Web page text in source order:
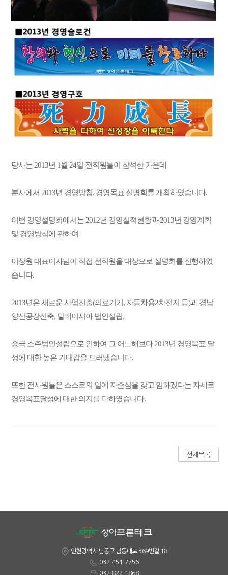
당사는 2013년 1월 24일 전직원들이 참석한 가운데
본사에서 2013년 경영방침, 경영목표 설명회를 개최하였습니다.
이번 경영설명회에서는 2012년 경영실적현황과 2013년 경영계획
및 경영방침에 관하여
이상원 대표이사님이 직접 전직원을 대상으로 설명회를 진행하였
습니다.
2013년은 새로운 사업진출(의료기기, 자동차용2차전지 등)과 경남
양산공장신축, 말레이시아 법인설립,
중국 소주법인설립으로 인하여 그 어느해보다 2013년 경영목표 달
성에 대한 높은 기대감을 드러냈습니다.
또한 전사원들은 스스로의 일에 자존심을 갖고 임하겠다는 자세로
경영목표달성에 대한 의지를 다하였습니다.
인천광역시 남동구 남동대로 369번길 18
032-451-7756
032-822-1868